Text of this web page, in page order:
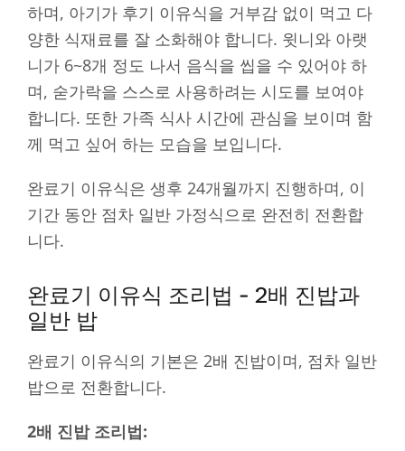
하며, 아기가 후기 이유식을 거부감 없이 먹고 다
양한 식재료를 잘 소화해야 합니다. 윗니와 아랫
니가 6~8개 정도 나서 음식을 씹을 수 있어야 하
며, 숟가락을 스스로 사용하려는 시도를 보여야
합니다. 또한 가족 식사 시간에 관심을 보이며 함
께 먹고 싶어 하는 모습을 보입니다.
완료기 이유식은 생후 24개월까지 진행하며, 이
기간 동안 점차 일반 가정식으로 완전히 전환합
니다.
완료기 이유식 조리법 - 2배 진밥과
일반 밥
완료기 이유식의 기본은 2배 진밥이며, 점차 일반
밥으로 전환합니다.
2배 진밥 조리법: